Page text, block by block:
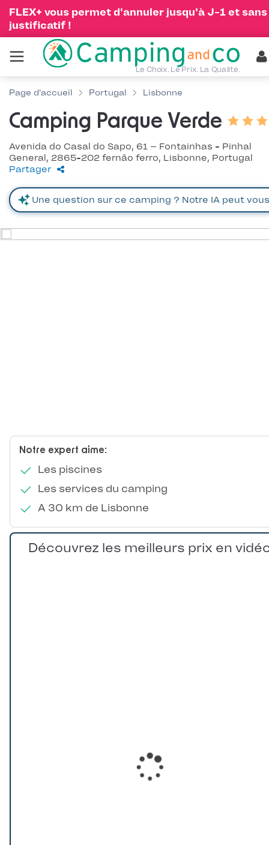
FLEX+ vous permet d'annuler jusqu'à J-1 et sans
justificatif !
Le Choix. Le Prix. La Qualité.
Page d'accueil Portugal Lisbonne
Camping Parque Verde
Avenida do Casal do Sapo, 61 – Fontainhas - Pinhal
General, 2865-202 fernão ferro, Lisbonne, Portugal
Partager
Notre expert aime:
Les piscines
Les services du camping
A 30 km de Lisbonne
Découvrez les meilleurs prix en